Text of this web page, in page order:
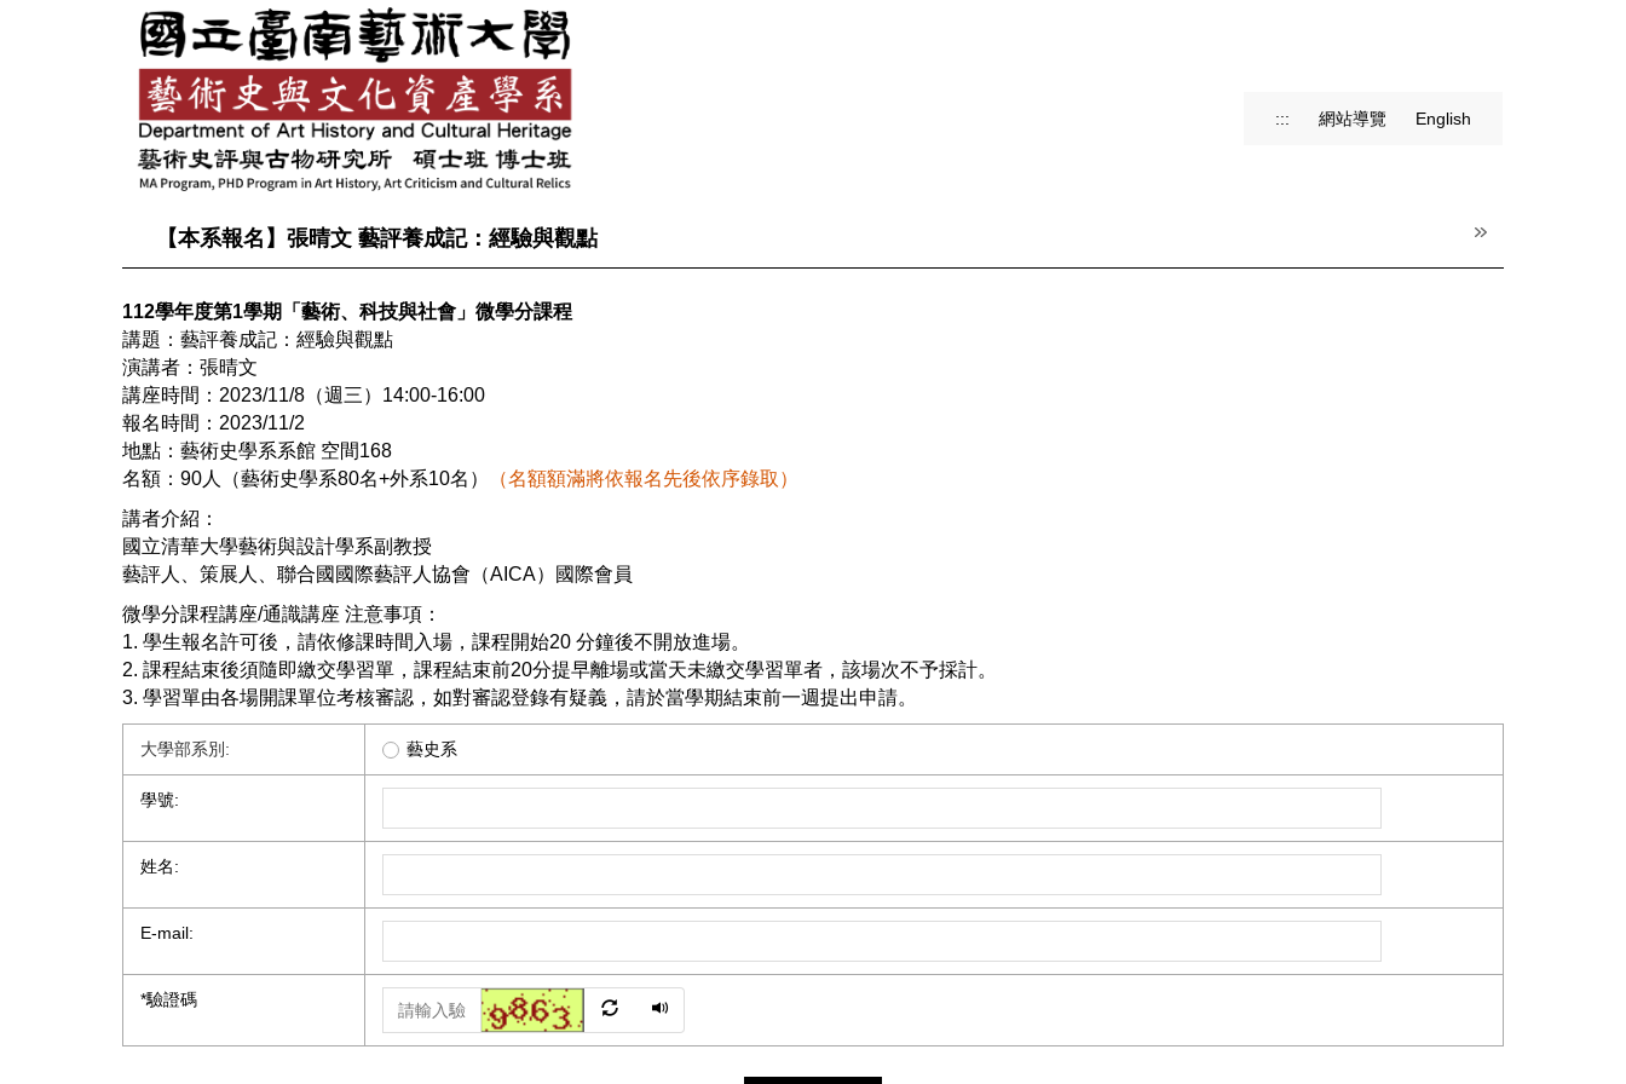
::: 網站導覽 English
【本系報名】張晴文 藝評養成記：經驗與觀點
112學年度第1學期「藝術、科技與社會」微學分課程
講題：藝評養成記：經驗與觀點
演講者：張晴文
講座時間：2023/11/8（週三）14:00-16:00
報名時間：2023/11/2
地點：藝術史學系系館 空間168
名額：90人（藝術史學系80名+外系10名）
（名額額滿將依報名先後依序錄取）
講者介紹：
國立清華大學藝術與設計學系副教授
藝評人、策展人、聯合國國際藝評人協會（AICA）國際會員
微學分課程講座/通識講座 注意事項：
1. 學生報名許可後，請依修課時間入場，課程開始20 分鐘後不開放進場。
2. 課程結束後須隨即繳交學習單，課程結束前20分提早離場或當天未繳交學習單者，該場次不予採計。
3. 學習單由各場開課單位考核審認，如對審認登錄有疑義，請於當學期結束前一週提出申請。
大學部系別: 藝史系
學號:
姓名:
E-mail:
*驗證碼